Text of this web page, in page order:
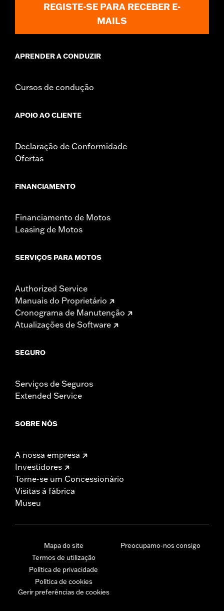
REGISTE-SE PARA RECEBER E-
MAILS
APRENDER A CONDUZIR
Cursos de condução
APOIO AO CLIENTE
Declaração de Conformidade
Ofertas
FINANCIAMENTO
Financiamento de Motos
Leasing de Motos
SERVIÇOS PARA MOTOS
Authorized Service
Manuais do Proprietário
Cronograma de Manutenção
Atualizações de Software
SEGURO
Serviços de Seguros
Extended Service
SOBRE NÓS
A nossa empresa
Investidores
Torne-se um Concessionário
Visitas à fábrica
Museu
Mapa do site
Termos de utilização
Política de privacidade
Política de cookies
Gerir preferências de cookies
Preocupamo-nos consigo